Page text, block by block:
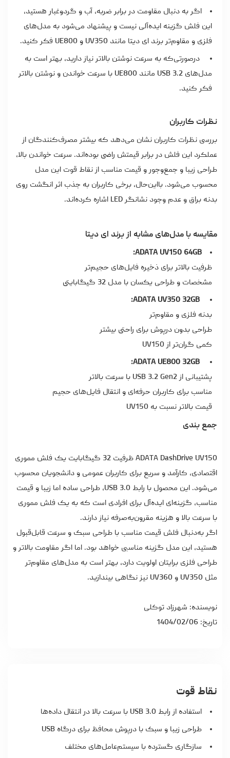
اگر به دنبال مقاومت در برابر ضربه، آب و گردوغبار هستید،
این فلش گزینه ایده‌آلی نیست و پیشنهاد می‌شود به مدل‌های
فلزی و مقاوم‌تر برند ای دیتا مانند UV350 و UE800 فکر کنید.
درصورتی‌که به سرعت نوشتن بالاتر نیاز دارید، بهتر است به
مدل‌های USB 3.2 مانند UE800 با سرعت خواندن و نوشتن بالاتر
فکر کنید.
نظرات کاربران
بررسی نظرات کاربران نشان می‌دهد که بیشتر مصرف‌کنندگان از
عملکرد این فلش در برابر قیمتش راضی بوده‌اند. سرعت خواندن بالا،
طراحی زیبا و جمع‌وجور و قیمت مناسب از نقاط قوت این مدل
محسوب می‌شود. بااین‌حال، برخی کاربران به جذب اثر انگشت روی
بدنه براق و عدم وجود نشانگر LED اشاره کرده‌اند.
مقایسه با مدل‌های مشابه از برند ای دیتا
ADATA UV150 64GB:
ظرفیت بالاتر برای ذخیره فایل‌های حجیم‌تر
مشخصات و طراحی یکسان با مدل 32 گیگابایتی
بدنه فلزی و مقاوم‌تر
طراحی بدون درپوش برای راحتی بیشتر
کمی گران‌تر از UV150
پشتیبانی از USB 3.2 Gen2 با سرعت بالاتر
مناسب برای کاربران حرفه‌ای و انتقال فایل‌های حجیم
قیمت بالاتر نسبت به UV150
جمع بندی
ADATA DashDrive UV150 ظرفیت 32 گیگابایت یک
فلش مموری
اقتصادی، کارآمد و سریع برای کاربران عمومی و دانشجویان محسوب
می‌شود. این محصول با رابط USB 3.0، طراحی ساده اما زیبا و قیمت
مناسب، گزینه‌ای ایده‌آل برای افرادی است که به یک فلش مموری
با سرعت بالا و هزینه مقرون‌به‌صرفه نیاز دارند.
اگر به‌دنبال فلش قیمت مناسب با طراحی سبک و سرعت قابل‌قبول
هستید، این مدل گزینه مناسبی خواهد بود. اما اگر مقاومت بالاتر و
طراحی فلزی برایتان اولویت دارد، بهتر است به مدل‌های مقاوم‌تر
مثل UV350 و UV360 نیز نگاهی بیندازید.
نویسنده: شهرزاد توکلی
تاریخ: 1404/02/06
نقاط قوت
استفاده از رابط USB 3.0 با سرعت بالا در انتقال داده‌ها
طراحی زیبا و سبک با درپوش محافظ برای درگاه USB
سازگاری گسترده با سیستم‌عامل‌های مختلف